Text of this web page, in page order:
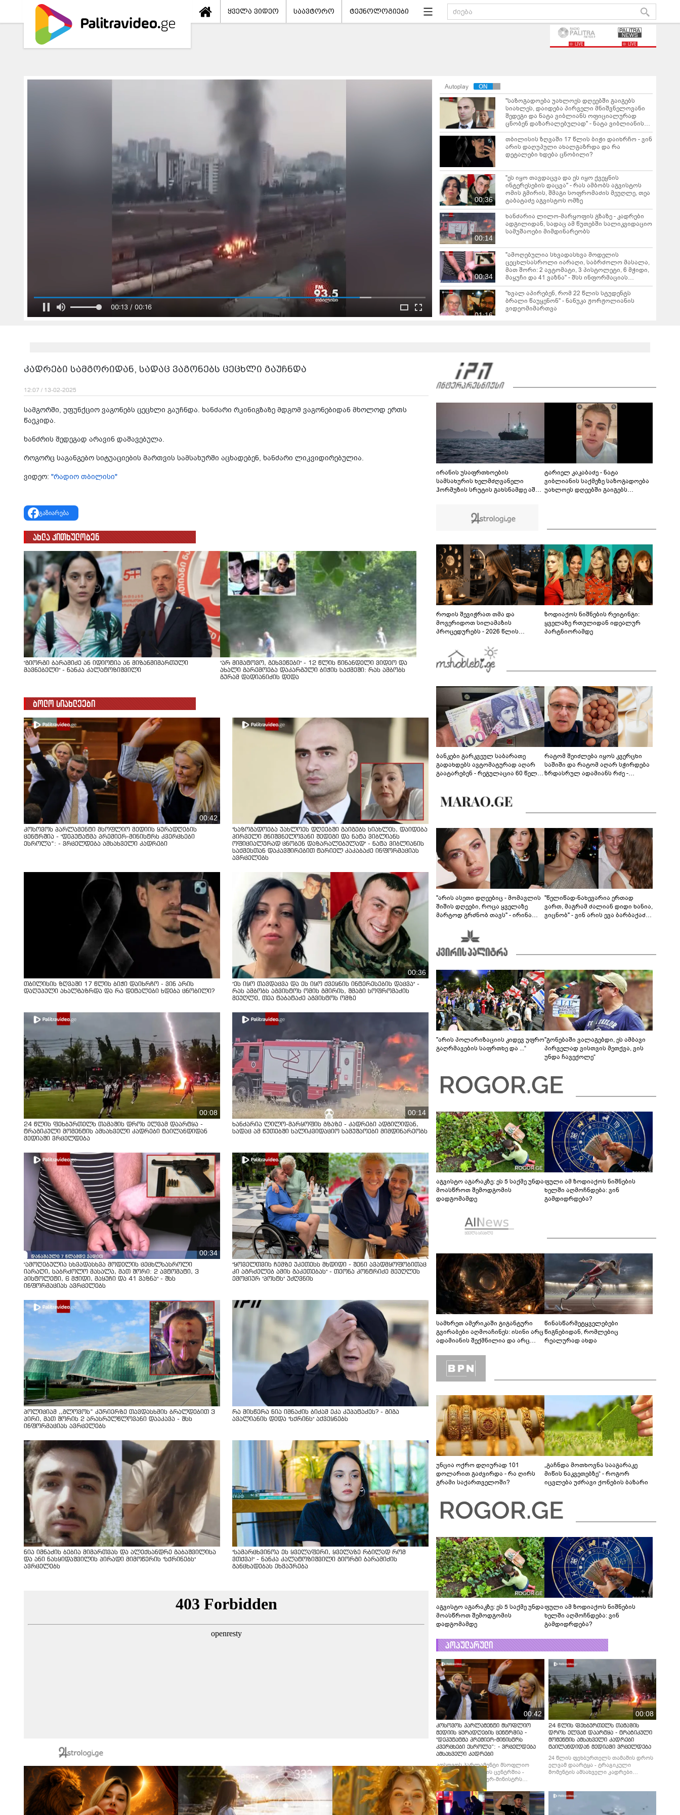
ყველა ვიდეო საავტორო ტექნოლოგიები
LIVE LIVE
00:13 / 00:16
Autoplay
"საზოგადოება უახლოეს დღეებში გაიგებს
სიახლეს, დაიდება პირველი მნიშვნელოვანი
შედეგი და ნატა ვიბლიანს ოფიციალურად
ცნობენ დაზარალებულად" - ნატა ვიბლიანის
საქმესთან დაკავშირებით ტარიელ კაკაბაძე
ინფორმაციას ავრცელებს
თბილისის ზღვაში 17 წლის ბიჭი დაიხრჩო - ვინ
არის დაღუპული ახალგაზრდა და რა
დეტალები ხდება ცნობილი?
00:36
"ეს იყო თავდაცვა და ეს იყო ქვეყნის
ინტერესების დაცვა" - რას ამბობს აგვისტოს
ომის გმირის, შმაგი სოფრომაძის მეუღლე, თეა
ტაბატაძე აგვისტოს ომზე
00:14
ხანძარია ლილო-მარყოფის გზაზე - კადრები
ადგილიდან, სადაც ამ წუთებში სალიკვიდაციო
სამუშაოები მიმდინარეობს
00:34
"ამოღებულია სხვადასხვა მოდელის
ცეცხლსასროლი იარაღი, საბრძოლო მასალა,
მათ შორი: 2 ავტომატი, 3 პისტოლეტი, 6 მჭიდი,
მაყუჩი და 41 ვაზნა" - შსს ინფორმაციას
ავრცელებს
01:16
"ხვალ აპირებენ, რომ 22 წლის სტუდენტს
ბრალი წაუყენონ" - ნანუკა ჟორჟოლიანის
ვიდეომიმართვა
იქნება უახლოეს დღეებში?
01:55
"ასფალტზე თავი მრავალჯერ დამარტყმევინეს,
მირტყეს მუშტები" - რას ჰყვება დავით
დვალიშვილი, რომელზეც
არასრულწლოვანებმა ფიზიკურად იძალადეს?
06:52
"გიზიარებთ კადრებს აფხაზეთიდან... ვიცი,
ბევრს გაინტერესებთ, როგორია იქაურობა
დღეს" - რა ვიდეო ვრცელდება სოციალურ
ქსელში?
კადრები სამგორიდან, სადაც ვაგონებს ცეცხლი გაუჩნდა
12:07 / 13-02-2025
სამგორში, უფუნქციო ვაგონებს ცეცხლი გაუჩნდა. ხანძარი რკინიგზაზე მდგომ ვაგონებიდან მხოლოდ ერთს
წაეკიდა.
ხანძრის შედეგად არავინ დაშავებულა.
როგორც საგანგებო სიტუაციების მართვის სამსახურში აცხადებენ, ხანძარი ლიკვიდირებულია.
ვიდეო: "რადიო თბილისი"
გაზიარება
ახლა კითხულობენ
"გიორგი ბარამიძე ან იდიოტია ან მიზანმიმართული
მავნებელი" - ნანკა კალატოზიშვილი
"არ მიმატოვო, გეხვეწები" - 12 წლის წინანდელი ვიდეო და
ახალი გარემოება დაკარგული ბიჭის საქმეში: რას ამბობს
გურამ დადიანიძის დედა
ბოლო სიახლეები
00:42
კოსოვოს პარლამენტი მსოფლიო მედიის ყურადღების
ცენტრშია - "დეპუტატმა პრემიერ-მინისტრს კვერცხები
ესროლა“: - ვრცელდება ამსახველი კადრები
"საზოგადოება უახლოეს დღეებში გაიგებს სიახლეს, დაიდება
პირველი მნიშვნელოვანი შედეგი და ნატა ვიბლიანს
ოფიციალურად ცნობენ დაზარალებულად" - ნატა ვიბლიანის
საქმესთან დაკავშირებით ტარიელ კაკაბაძე ინფორმაციას
ავრცელებს
თბილისის ზღვაში 17 წლის ბიჭი დაიხრჩო - ვინ არის
დაღუპული ახალგაზრდა და რა დეტალები ხდება ცნობილი?
00:36
"ეს იყო თავდაცვა და ეს იყო ქვეყნის ინტერესების დაცვა" -
რას ამბობს აგვისტოს ომის გმირის, შმაგი სოფრომაძის
მეუღლე, თეა ტაბატაძე აგვისტოს ომზე
00:08
24 წლის ფეხბურთელს თამაშის დროს ელვამ დაარტყა -
ტრაგიკული მომენტის ამსახველი კადრები ტაილანდიდან
მედიაში ვრცელდება
00:14
ხანძარია ლილო-მარყოფის გზაზე - კადრები ადგილიდან,
სადაც ამ წუთებში სალიკვიდაციო სამუშაოები მიმდინარეობს
00:34
"ამოღებულია სხვადასხვა მოდელის ცეცხლსასროლი
იარაღი, საბრძოლო მასალა, მათ შორი: 2 ავტომატი, 3
პისტოლეტი, 6 მჭიდი, მაყუჩი და 41 ვაზნა" - შსს
ინფორმაციას ავრცელებს
"ყოველთვის ჩემზე უკეთესს მხდიდი - შენი ავადმყოფობითაც
კი აგრძელებ ამის გაკეთებას" - თეონა კონტრიძე მეუღლეს
ემოციურ "პოსტს" უძღვნის
პოლიციამ ,,გლოვოს” კურიერზე თავდასხმის ბრალდებით 3
პირი, მათ შორის 2 არასრულწლოვანი დააკავა - შსს
ინფორმაციას ავრცელებს
რა მისწერა ნია იმნაძის ბიძამ ეკა კუპატაძეს? - გიგა
ავალიანის დედა "სქრინს" აქვეყნებს
ნია იმნაძის ბებია მიმართვას და ალექსანდრე გაბაშვილისა
და ანი ნასყიდაშვილის პირადი მიმოწერის "სქრინებს"
ავრცელებს
"სა­მარ­ცხვი­ნოა ეს ყვე­ლა­ფე­რი, ყვე­ლა­ზე რბი­ლად რომ
ვთქვა!" - ნანკა კალატოზიშვილი გიორგი ბარამიძის
განცხადებას ეხმაურება
ირანის უსაფრთხოების
სამსახურის ხელმძღვანელი
ჰორმუზის სრუტის გახსნამდე აშშ-ს
ტარიელ კაკაბაძე - ნატა
ვიბლიანის საქმეზე საზოგადოება
უახლოეს დღეებში გაიგებს
როდის შევიჭრათ თმა და
მოვერიდოთ სილამაზის
პროცედურებს - 2026 წლის
გზამკვლევი
ზოდიაქოს ნიშნების რეიტინგი:
ყველაზე რთულიდან იდეალურ
პარტნიორამდე
ბანკები გარკვეულ საბარათე
გადახდებს ავტომატურად აღარ
გაატარებენ - რეგულაცია 60 წელს
რატომ შეიძლება იყოს კვერცხი
საშიში და რატომ აღარ სჭირდება
ზრდასრულ ადამიანს რძე -
"არის ასეთი დღეებიც - მომავლის
შიშის დღეები, როცა ყველაზე
მარტოდ გრძნობ თავს" - ირინა
"წელიწად-ნახევარია ერთად
ვართ, მაგრამ ძალიან დიდი ხანია,
ვიცნობ" - ვინ არის ევა ბარბაქაძის
"არის პოლარიზაციის კიდევ უფრო
გაღრმავების საფრთხე და ...“
"გონებაში ვალაგებდი, ეს ამბავი
პირველად ვისთვის მეთქვა, ვის
უნდა ჩავექოლე“
აგვისტო აგარაკზე: ეს 5 საქმე უნდა
მოასწროთ შემოდგომის
დადგომამდე
ფული ამ ზოდიაქოს ნიშნების
ხელში აღმოჩნდება: ვინ
გამდიდრდება?
სამხრეთ ამერიკაში გიგანტური
გვირაბები აღმოაჩინეს: ისინი არც
ადამიანის შექმნილია და არც
ლაბირინთები?
წინასწარმეტყველებები
წიგნებიდან, რომლებიც
რეალურად ახდა
უნცია ოქრო დღიურად 101
დოლარით გაძვირდა - რა ღირს
გრამი საქართველოში?
„გაჩნდა მოთხოვნა სააგარაკე
მიწის ნაკვეთებზე“ - როგორ
იცვლება უძრავი ქონების ბაზარი
აგვისტო აგარაკზე: ეს 5 საქმე უნდა
მოასწროთ შემოდგომის
დადგომამდე
ფული ამ ზოდიაქოს ნიშნების
ხელში აღმოჩნდება: ვინ
გამდიდრდება?
პოპულარული
00:42
კოსოვოს პარლამენტი მსოფლიო
მედიის ყურადღების ცენტრშია -
"დეპუტატმა პრემიერ-მინისტრს
კვერცხები ესროლა“: - ვრცელდება
ამსახველი კადრები
კოსოვოს პარლამენტი მსოფლიო
მედიის ყურადღების ცენტრშია -
"დეპუტატმა პრემიერ-მინისტრს
კვერცხები ესროლა“: - ვრცელდება
ამსახველი კადრები
00:08
24 წლის ფეხბურთელს თამაშის
დროს ელვამ დაარტყა - ტრაგიკული
მომენტის ამსახველი კადრები
ტაილანდიდან მედიაში ვრცელდება
24 წლის ფეხბურთელს თამაშის დროს
ელვამ დაარტყა - ტრაგიკული
მომენტის ამსახველი კადრები